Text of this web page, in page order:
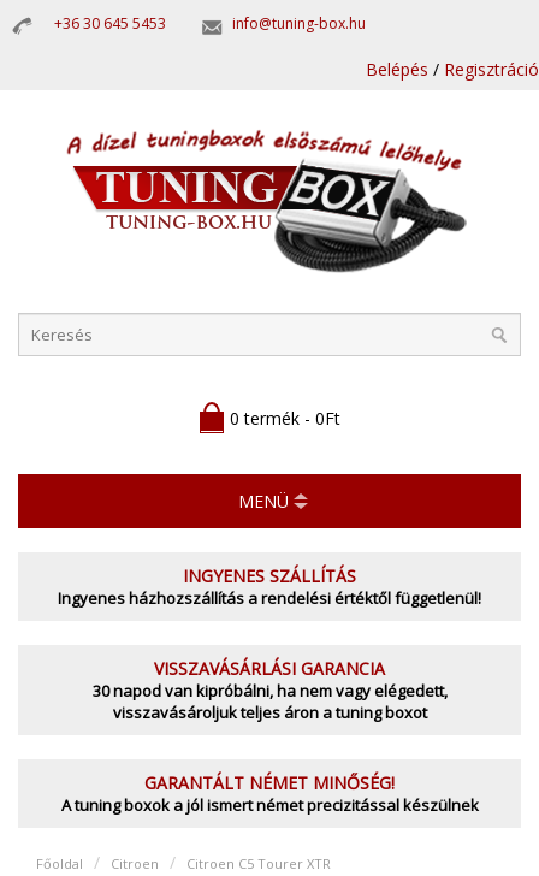
+36 30 645 5453 info@tuning-box.hu
Belépés / Regisztráció
0 termék - 0Ft
MENÜ
INGYENES SZÁLLÍTÁS
Ingyenes házhozszállítás a rendelési értéktől függetlenül!
VISSZAVÁSÁRLÁSI GARANCIA
30 napod van kipróbálni, ha nem vagy elégedett,
visszavásároljuk teljes áron a tuning boxot
GARANTÁLT NÉMET MINŐSÉG!
A tuning boxok a jól ismert német precizitással készülnek
Főoldal Citroen Citroen C5 Tourer XTR